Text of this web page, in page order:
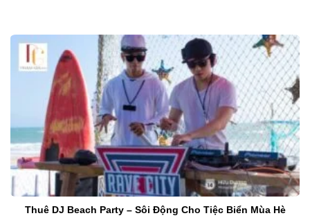
Thuê DJ Beach Party – Sôi Động Cho Tiệc Biển Mùa Hè